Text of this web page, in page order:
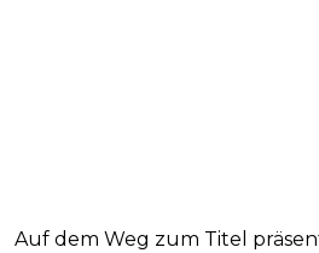
Auf dem Weg zum Titel